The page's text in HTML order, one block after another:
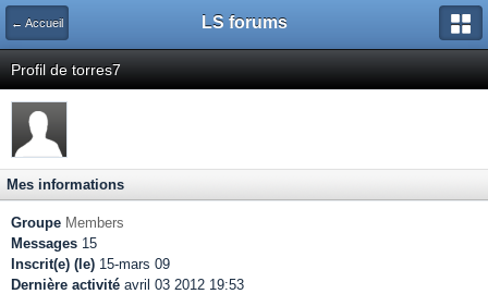
← Accueil LS forums
Profil de torres7
Mes informations
Groupe Members
Messages 15
Inscrit(e) (le) 15-mars 09
Dernière activité avril 03 2012 19:53